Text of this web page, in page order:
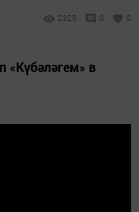
2325 0 0
«Күбәләгем» в